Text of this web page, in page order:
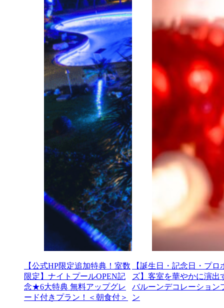
【公式HP限定追加特典！室数
限定】ナイトプールOPEN記
念★6大特典 無料アップグレ
ード付きプラン！＜朝食付＞
【誕生日・記念日・プロ
ズ】客室を華やかに演出
バルーンデコレーション
ン